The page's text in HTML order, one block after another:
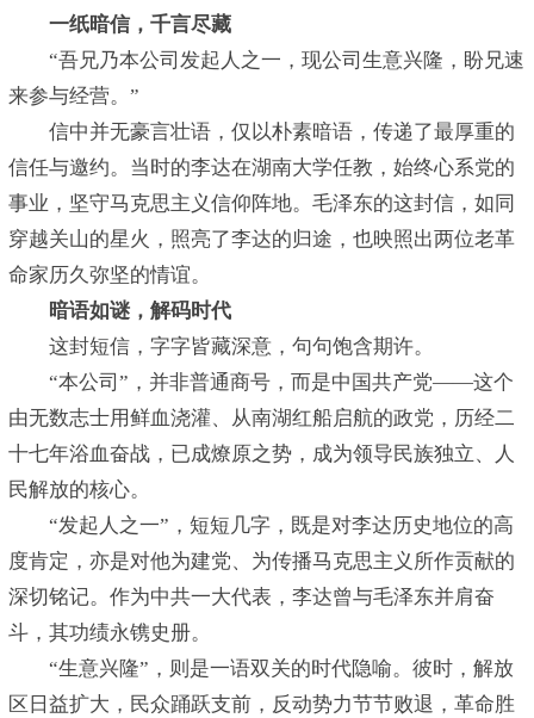
一纸暗信，千言尽藏
“吾兄乃本公司发起人之一，现公司生意兴隆，盼兄速
来参与经营。”
信中并无豪言壮语，仅以朴素暗语，传递了最厚重的
信任与邀约。当时的李达在湖南大学任教，始终心系党的
事业，坚守马克思主义信仰阵地。毛泽东的这封信，如同
穿越关山的星火，照亮了李达的归途，也映照出两位老革
命家历久弥坚的情谊。
暗语如谜，解码时代
这封短信，字字皆藏深意，句句饱含期许。
“本公司”，并非普通商号，而是中国共产党——这个
由无数志士用鲜血浇灌、从南湖红船启航的政党，历经二
十七年浴血奋战，已成燎原之势，成为领导民族独立、人
民解放的核心。
“发起人之一”，短短几字，既是对李达历史地位的高
度肯定，亦是对他为建党、为传播马克思主义所作贡献的
深切铭记。作为中共一大代表，李达曾与毛泽东并肩奋
斗，其功绩永镌史册。
“生意兴隆”，则是一语双关的时代隐喻。彼时，解放
区日益扩大，民众踊跃支前，反动势力节节败退，革命胜